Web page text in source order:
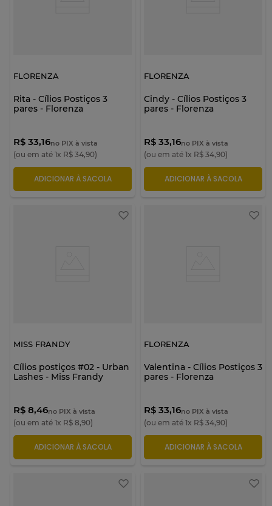
FLORENZA
Rita - Cílios Postiços 3
pares - Florenza
R$ 33,16no PIX à vista
(ou em até 1x R$ 34,90)
ADICIONAR À SACOLA
FLORENZA
Cindy - Cílios Postiços 3
pares - Florenza
R$ 33,16no PIX à vista
(ou em até 1x R$ 34,90)
ADICIONAR À SACOLA
MISS FRANDY
Cílios postiços #02 - Urban
Lashes - Miss Frandy
R$ 8,46no PIX à vista
(ou em até 1x R$ 8,90)
ADICIONAR À SACOLA
FLORENZA
Valentina - Cílios Postiços 3
pares - Florenza
R$ 33,16no PIX à vista
(ou em até 1x R$ 34,90)
ADICIONAR À SACOLA